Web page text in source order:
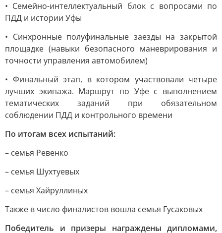
• Семейно-интеллектуальный блок с вопросами по
ПДД и истории Уфы
• Синхронные полуфинальные заезды на закрытой
площадке (навыки безопасного маневрирования и
точности управления автомобилем)
• Финальный этап, в котором участвовали четыре
лучших экипажа. Маршрут по Уфе с выполнением
тематических заданий при обязательном
соблюдении ПДД и контрольного времени
По итогам всех испытаний:
– семья Ревенко
– семья Шухтуевых
– семья Хайруллиных
Также в число финалистов вошла семья Гусаковых
Победитель и призеры награждены дипломами,